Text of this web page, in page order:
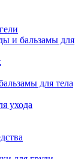
и бальзамы для
для тела
ухода